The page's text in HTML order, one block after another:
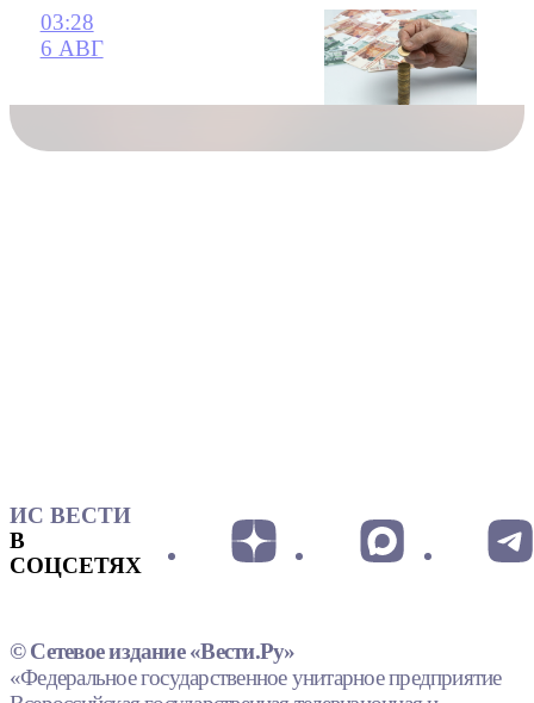
03:28
6 АВГ
ИС ВЕСТИ
В
СОЦСЕТЯХ
© Сетевое издание «Вести.Ру»
«Федеральное государственное унитарное предприятие